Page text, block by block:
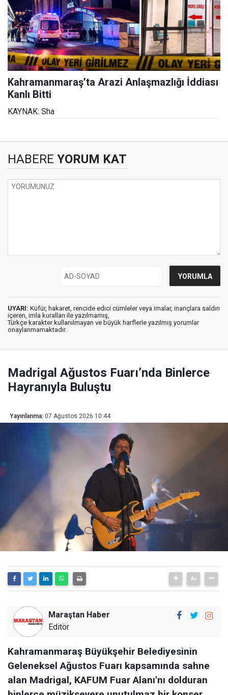
Kahramanmaraş’ta Arazi Anlaşmazlığı İddiası
Kanlı Bitti
KAYNAK: Sha
HABERE YORUM KAT
UYARI: Küfür, hakaret, rencide edici cümleler veya imalar, inançlara saldırı
içeren, imla kuralları ile yazılmamış,
Türkçe karakter kullanılmayan ve büyük harflerle yazılmış yorumlar
onaylanmamaktadır.
Madrigal Ağustos Fuarı’nda Binlerce
Hayranıyla Buluştu
Yayınlanma: 07 Ağustos 2026 10:44
Maraştan Haber
Editör
Kahramanmaraş Büyükşehir Belediyesinin
Geleneksel Ağustos Fuarı kapsamında sahne
alan Madrigal, KAFUM Fuar Alanı'nı dolduran